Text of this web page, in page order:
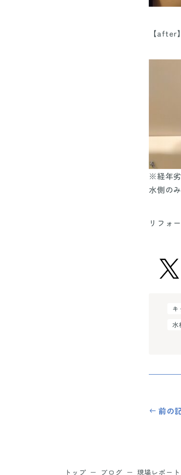
【after】
※経年
水側の
リフォ
キ
水
前の
トップ ブログ 現場レポート